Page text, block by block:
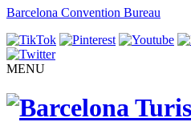
Barcelona Convention Bureau
MENU